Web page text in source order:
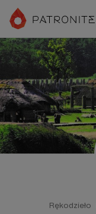
Rękodzieło